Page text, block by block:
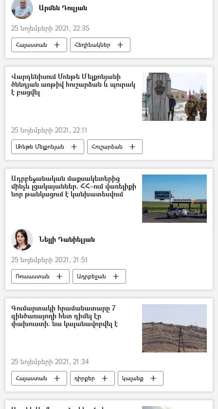
Արմեն Դուլյան
25 նոյեմբերի 2021, 22:35
Հայաստան
Հեղինակներ
Թուրքիա
Հրաժարական
հանրահավաք
5 րոպե Դուլյանի հետ
Վարդենիսում Մոնթե Մելքոնյանի
ծննդյան առթիվ հուշարձան և պուրակ
է բացվել
25 նոյեմբերի 2021, 22:11
Մոնթե Մելքոնյան
Հուշարձան
Վարդենիս
Ադրբեջանական մաքսակետերից
մինչև լցակայաններ. ՀՀ–ում վառելիքի
նոր թանկացում է կանխատեսվում
Նելլի Դանիելյան
25 նոյեմբերի 2021, 21:51
Ռուսաստան
Ադրբեջան
Իրանի Իսլամական Հանրապետություն
գազ
բենզին
Սյունիք
Ճանապարհ
նավթ
թանկացում
Գումարտակի հրամանատարը 7
զինծառայողի հետ դիմել էր
փախուստի. նա կալանավորվել է
25 նոյեմբերի 2021, 21:34
Հայաստան դիրքեր
կալանք
հրամանատար